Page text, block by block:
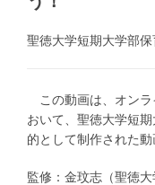
聖徳大学短期大学部保
この動画は、オンラ
おいて、聖徳大学短
的として制作された動
監修：金玟志（聖徳大